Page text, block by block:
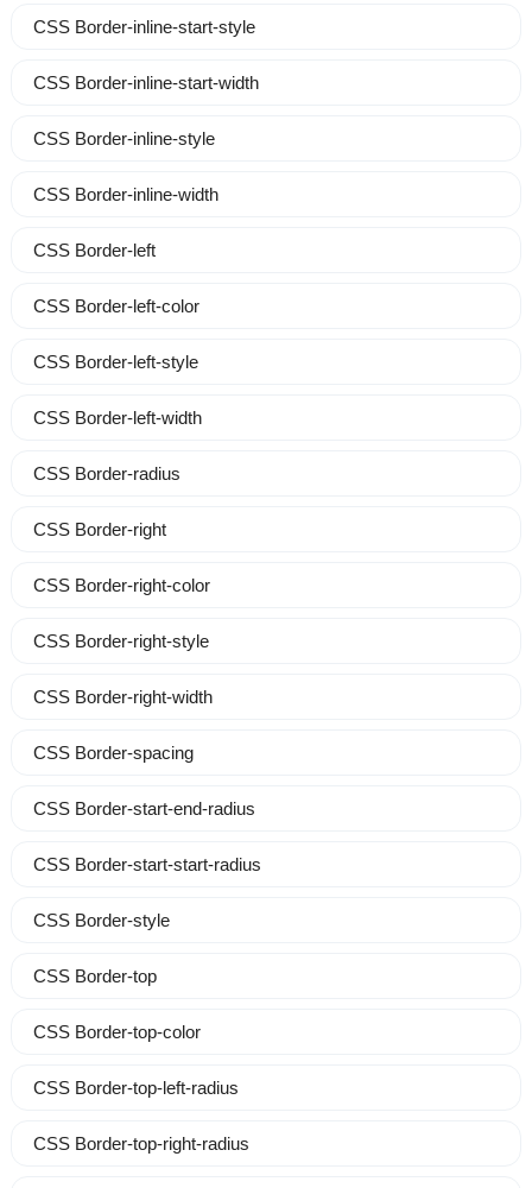
CSS Border-inline-start-style
CSS Border-inline-start-width
CSS Border-inline-style
CSS Border-inline-width
CSS Border-left
CSS Border-left-color
CSS Border-left-style
CSS Border-left-width
CSS Border-radius
CSS Border-right
CSS Border-right-color
CSS Border-right-style
CSS Border-right-width
CSS Border-spacing
CSS Border-start-end-radius
CSS Border-start-start-radius
CSS Border-style
CSS Border-top
CSS Border-top-color
CSS Border-top-left-radius
CSS Border-top-right-radius